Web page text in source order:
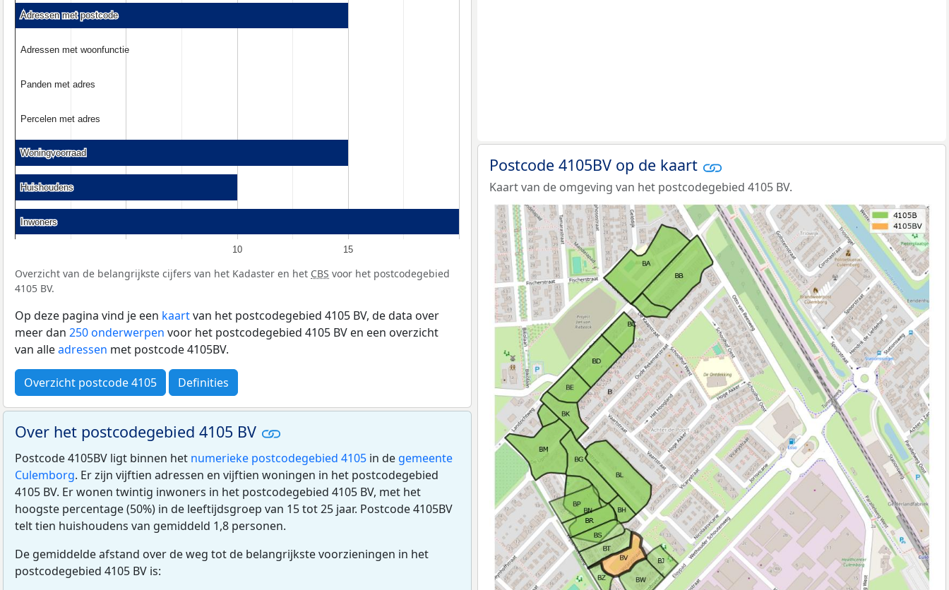
10 15
Adressen met postcode
Adressen met postcode
Adressen met woonfunctie
Adressen met woonfunctie
Panden met adres
Panden met adres
Percelen met adres
Percelen met adres
Woningvoorraad
Woningvoorraad
Huishoudens
Huishoudens
Inwoners
Inwoners
Overzicht van de belangrijkste cijfers van het Kadaster en het CBS voor het postcodegebied
4105 BV.
Op deze pagina vind je een kaartvan het postcodegebied 4105 BV, de data over
meer dan 250 onderwerpen voor het postcodegebied 4105 BV en een overzicht
van alleadressen met postcode 4105BV.
Overzicht postcode 4105 Definities
Over het postcodegebied 4105 BV
Postcode 4105BV ligt binnen het numerieke postcodegebied 4105 in de gemeente
Culemborg. Er zijn vijftien adressen en vijftien woningen in het postcodegebied
4105 BV. Er wonen twintig inwoners in het postcodegebied 4105 BV, met het
hoogste percentage (50%) in de leeftijdsgroep van 15 tot 25 jaar. Postcode 4105BV
telt tien huishoudens van gemiddeld 1,8 personen.
De gemiddelde afstand over de weg tot de belangrijkste voorzieningen in het
postcodegebied 4105 BV is:
Postcode 4105BV op de kaart
Kaart van de omgeving van het postcodegebied 4105 BV.